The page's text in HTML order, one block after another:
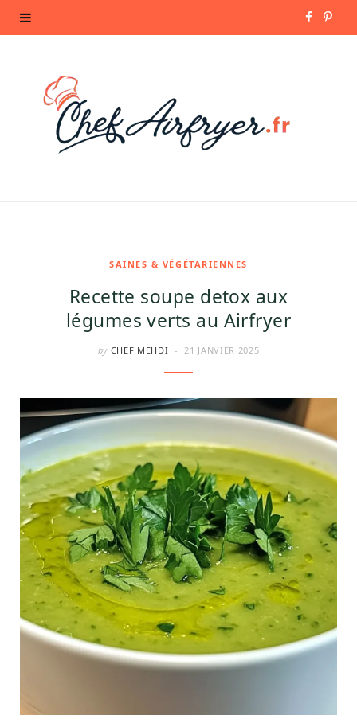
P
SAINES & VÉGÉTARIENNES
Recette soupe detox aux
légumes verts au Airfryer
by CHEF MEHDI 21 JANVIER 2025